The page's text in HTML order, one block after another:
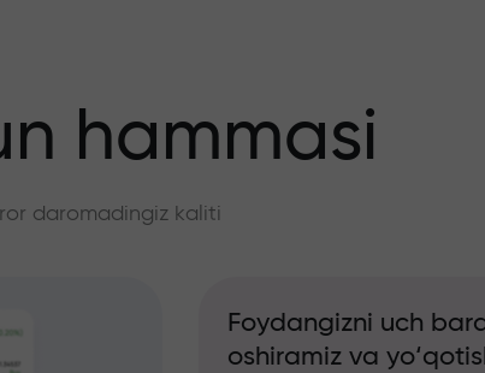
hammasi
daromadingiz kaliti
Foydangizni uch
oshiramiz va